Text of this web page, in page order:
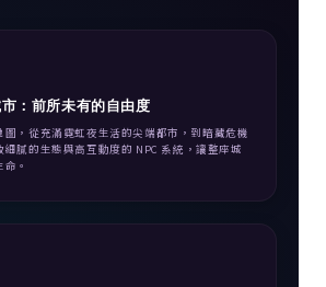
：前所未有的自由度
圖，從充滿霓虹夜生活的尖端都市，到暗藏危機
膩的生態與高互動度的 NPC 系統，讓整座城
。